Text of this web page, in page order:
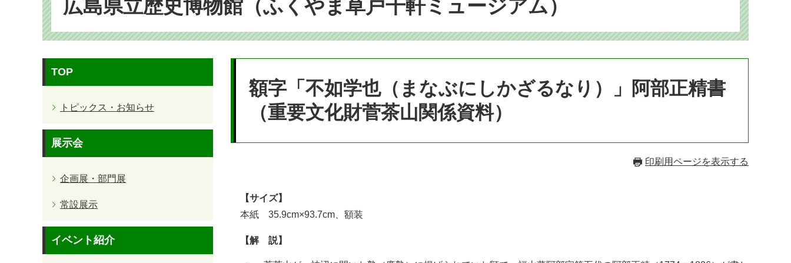
広島県立歴史博物館（ふくやま草戸千軒ミュージアム）
額字「不如学也（まなぶにしかざるなり）」阿部正精書
（重要文化財菅茶山関係資料）
印刷用ページを表示する
【サイズ】
本紙 35.9cm×93.7cm、額装
【解 説】
TOP
トピックス・お知らせ
展示会
企画展・部門展
常設展示
イベント紹介